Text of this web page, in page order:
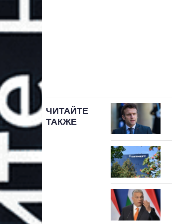
ЧИТАЙТЕ
ТАКЖЕ